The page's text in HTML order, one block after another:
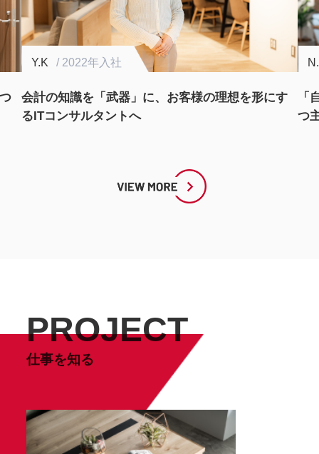
Y.K / 2022年入社
会計の知識を「武器」に、お客様の理想を形にす
るITコンサルタントへ
「
つ
PROJECT
仕事を知る